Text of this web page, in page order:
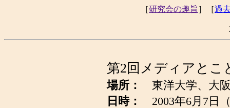
［研究会の趣旨 ］［過
第2回メディアとこ
場所：
東洋大学、大
日時：
2003年6月7日